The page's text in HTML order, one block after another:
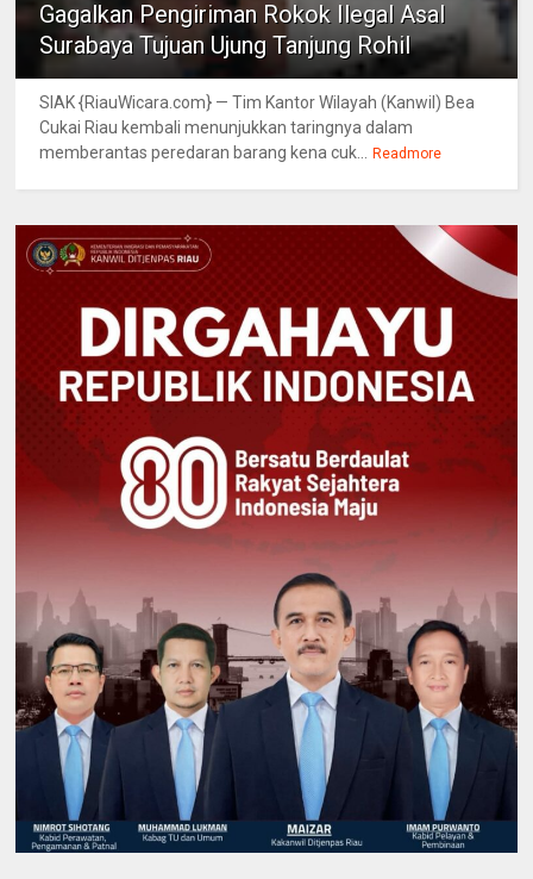
Gagalkan Pengiriman Rokok Ilegal Asal
Surabaya Tujuan Ujung Tanjung Rohil
SIAK {RiauWicara.com} — Tim Kantor Wilayah (Kanwil) Bea
Cukai Riau kembali menunjukkan taringnya dalam
memberantas peredaran barang kena cuk... Readmore